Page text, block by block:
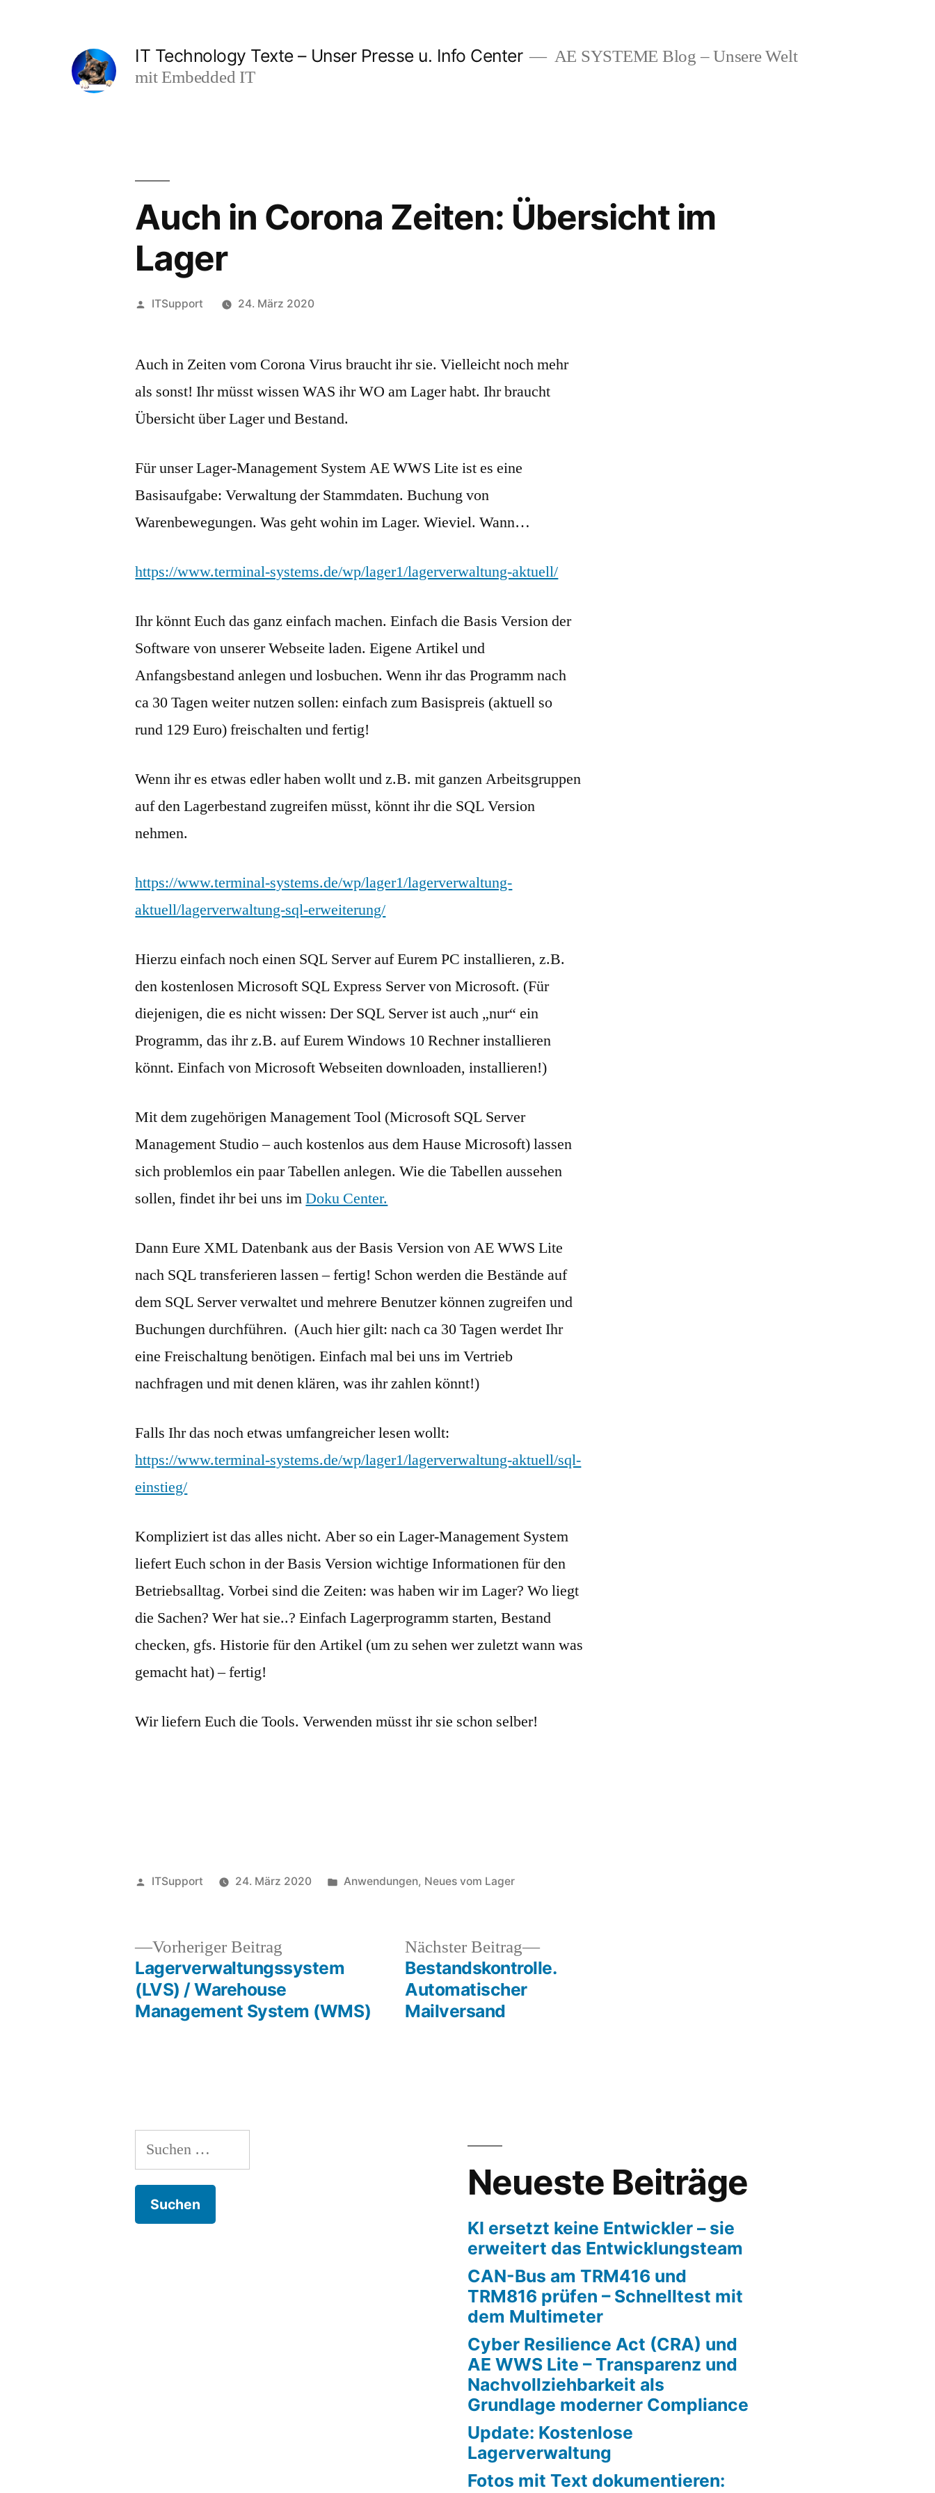
IT Technology Texte – Unser Presse u. Info Center
AE SYSTEME Blog – Unsere Welt
mit Embedded IT
Auch in Corona Zeiten: Übersicht im
Lager
Veröffentlicht
ITSupport 24. März 2020
Auch in Zeiten vom Corona Virus braucht ihr sie. Vielleicht noch mehr
als sonst! Ihr müsst wissen WAS ihr WO am Lager habt. Ihr braucht
Übersicht über Lager und Bestand.
Für unser Lager-Management System AE WWS Lite ist es eine
Basisaufgabe: Verwaltung der Stammdaten. Buchung von
Warenbewegungen. Was geht wohin im Lager. Wieviel. Wann…
https://www.terminal-systems.de/wp/lager1/lagerverwaltung-aktuell/
Ihr könnt Euch das ganz einfach machen. Einfach die Basis Version der
Software von unserer Webseite laden. Eigene Artikel und
Anfangsbestand anlegen und losbuchen. Wenn ihr das Programm nach
ca 30 Tagen weiter nutzen sollen: einfach zum Basispreis (aktuell so
rund 129 Euro) freischalten und fertig!
Wenn ihr es etwas edler haben wollt und z.B. mit ganzen Arbeitsgruppen
auf den Lagerbestand zugreifen müsst, könnt ihr die SQL Version
nehmen.
https://www.terminal-systems.de/wp/lager1/lagerverwaltung-
aktuell/lagerverwaltung-sql-erweiterung/
Hierzu einfach noch einen SQL Server auf Eurem PC installieren, z.B.
den kostenlosen Microsoft SQL Express Server von Microsoft. (Für
diejenigen, die es nicht wissen: Der SQL Server ist auch „nur“ ein
Programm, das ihr z.B. auf Eurem Windows 10 Rechner installieren
könnt. Einfach von Microsoft Webseiten downloaden, installieren!)
Mit dem zugehörigen Management Tool (Microsoft SQL Server
Management Studio – auch kostenlos aus dem Hause Microsoft) lassen
sich problemlos ein paar Tabellen anlegen. Wie die Tabellen aussehen
sollen, findet ihr bei uns imDoku Center.
Dann Eure XML Datenbank aus der Basis Version von AE WWS Lite
nach SQL transferieren lassen – fertig! Schon werden die Bestände auf
dem SQL Server verwaltet und mehrere Benutzer können zugreifen und
Buchungen durchführen. (Auch hier gilt: nach ca 30 Tagen werdet Ihr
eine Freischaltung benötigen. Einfach mal bei uns im Vertrieb
nachfragen und mit denen klären, was ihr zahlen könnt!)
Falls Ihr das noch etwas umfangreicher lesen wollt:
https://www.terminal-systems.de/wp/lager1/lagerverwaltung-aktuell/sql-
einstieg/
Kompliziert ist das alles nicht. Aber so ein Lager-Management System
liefert Euch schon in der Basis Version wichtige Informationen für den
Betriebsalltag. Vorbei sind die Zeiten: was haben wir im Lager? Wo liegt
die Sachen? Wer hat sie..? Einfach Lagerprogramm starten, Bestand
checken, gfs. Historie für den Artikel (um zu sehen wer zuletzt wann was
gemacht hat) – fertig!
Wir liefern Euch die Tools. Verwenden müsst ihr sie schon selber!
Veröffentlicht
ITSupport 24. März 2020
Veröffentlicht
Anwendungen, Neues vom Lager
Beitragsnavigation
Vorheriger Beitrag
Beitrag:
Lagerverwaltungssystem
(LVS) / Warehouse
Management System (WMS)
Nächster Beitrag
Nächster
Beitrag:
Bestandskontrolle.
Automatischer
Mailversand
Suchen
nach:
Neueste Beiträge
KI ersetzt keine Entwickler – sie
erweitert das Entwicklungsteam
CAN-Bus am TRM416 und
TRM816 prüfen – Schnelltest mit
dem Multimeter
Cyber Resilience Act (CRA) und
AE WWS Lite – Transparenz und
Nachvollziehbarkeit als
Grundlage moderner Compliance
Update: Kostenlose
Lagerverwaltung
Fotos mit Text dokumentieren: